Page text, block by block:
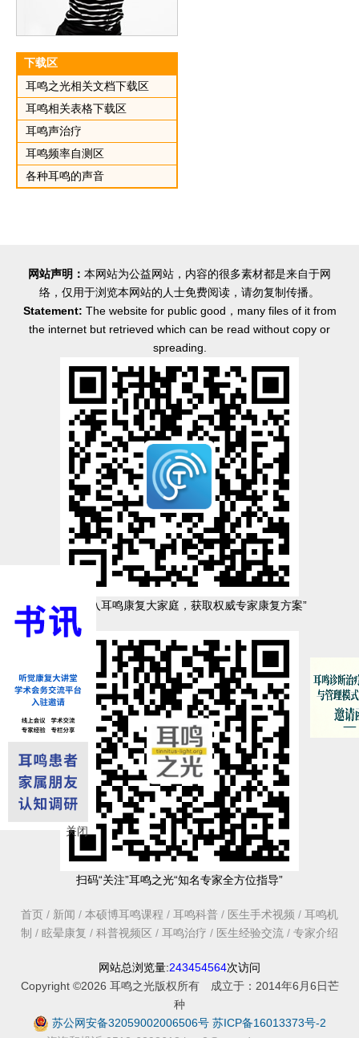
关闭
下载区
耳鸣之光相关文档下载区
耳鸣相关表格下载区
耳鸣声治疗
耳鸣频率自测区
各种耳鸣的声音
网站声明： 本网站为公益网站，内容的很多素材都是来自于网
络，仅用于浏览本网站的人士免费阅读，请勿复制传播。
Statement: The website for public good，many files of it from
the internet but retrieved which can be read without copy or
spreading.
“扫码加入耳鸣康复大家庭，获取权威专家康复方案”
扫码“关注”耳鸣之光“知名专家全方位指导”
首页 / 新闻 / 本硕博耳鸣课程 / 耳鸣科普 / 医生手术视频 / 耳鸣机
制 / 眩晕康复 / 科普视频区 / 耳鸣治疗 / 医生经验交流 / 专家介绍
网站总浏览量:243454564次访问
Copyright ©2026 耳鸣之光版权所有 成立于：2014年6月6日芒
种
苏公网安备32059002006506号 苏ICP备16013373号-2